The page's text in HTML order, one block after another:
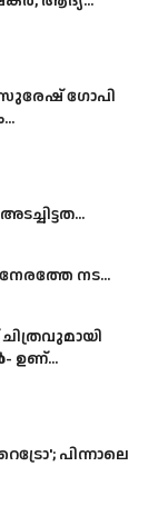
സുരേഷ് ഗോപി
നേരത്തേ നട...
ഉണ്...
പിന്നാലെ